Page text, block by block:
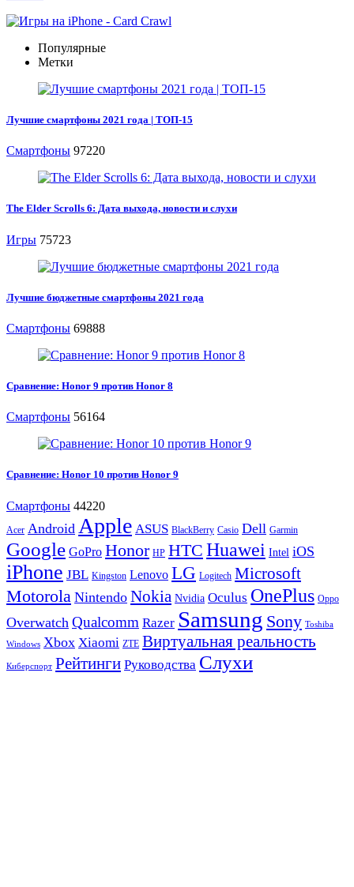
Популярные
Метки
Лучшие смартфоны 2021 года | ТОП-15
Смартфоны 97220
The Elder Scrolls 6: Дата выхода, новости и слухи
Игры 75723
Лучшие бюджетные смартфоны 2021 года
Смартфоны 69888
Сравнение: Honor 9 против Honor 8
Смартфоны 56164
Сравнение: Honor 10 против Honor 9
Смартфоны 44220
Acer Android Apple ASUS BlackBerry Casio Dell Garmin
Google GoPro Honor HP HTC Huawei Intel iOS
iPhone JBL Kingston Lenovo LG Logitech Microsoft
Motorola Nintendo Nokia Nvidia Oculus OnePlus Oppo
Overwatch Qualcomm Razer Samsung Sony Toshiba
Windows Xbox Xiaomi ZTE Виртуальная реальность
Киберспорт Рейтинги Руководства Слухи